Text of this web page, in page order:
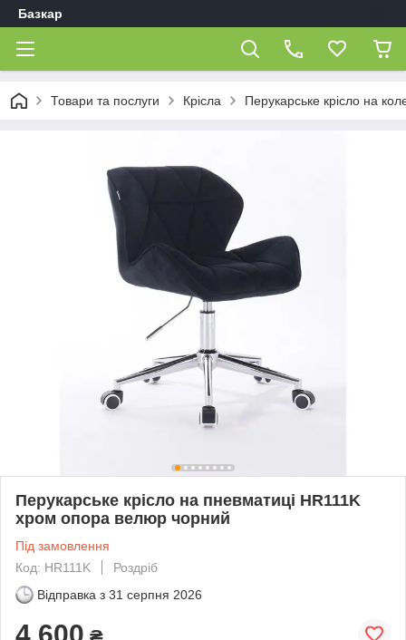
Базкар
Товари та послуги Крісла Перукарське крісло на
Перукарське крісло на пневматиці HR111K
хром опора велюр чорний
Під замовлення
Код: HR111K
Роздріб
Відправка з 31 серпня 2026
4 600